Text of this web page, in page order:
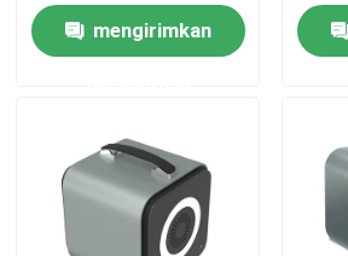
Hubungi kami
Sel Baterai Litium Ion
Sel Baterai Litium Besi Fosfat
mengirimkan